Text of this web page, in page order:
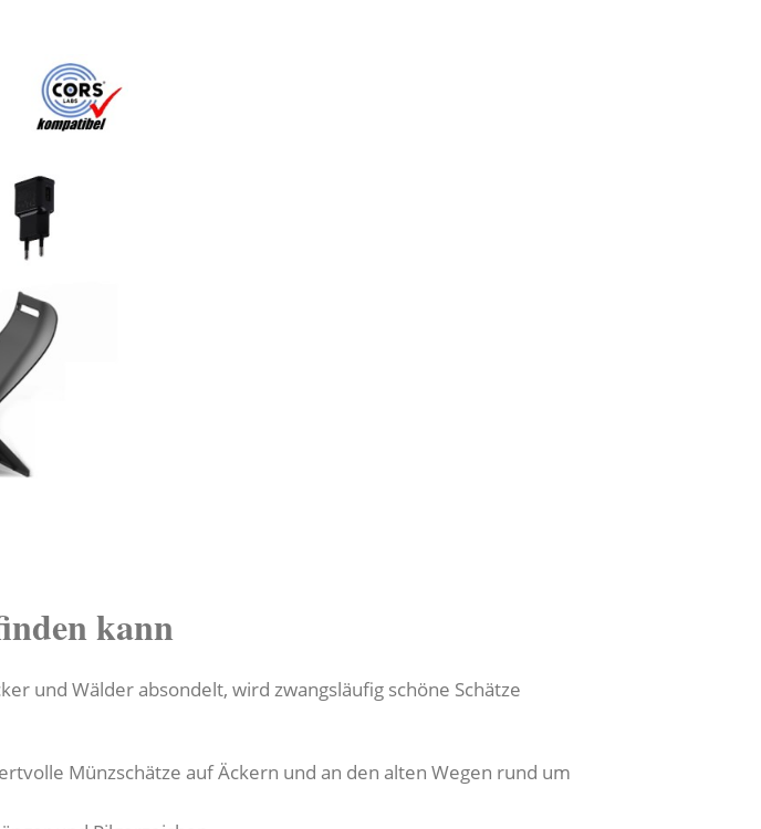
kann
und Wälder absondelt, wird zwangsläufig schöne Schätze
Münzschätze auf Äckern und an den alten Wegen rund um